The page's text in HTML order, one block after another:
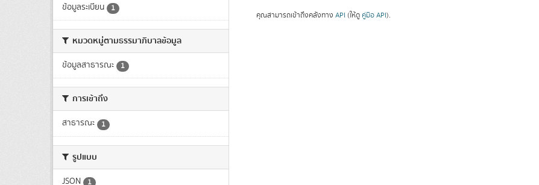
ข้อมูลระเบียน 1
หมวดหมู่ตามธรรมาภิบาลข้อมูล
ข้อมูลสาธารณะ 1
การเข้าถึง
สาธารณะ 1
รูปแบบ
JSON 1
คุณสามารถเข้าถึงคลังทาง API (ให้ดู คู่มือ API).